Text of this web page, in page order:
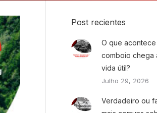
Post recientes
O que
comboio chega
vida útil?
Julho 29, 2026
Verdadeiro ou